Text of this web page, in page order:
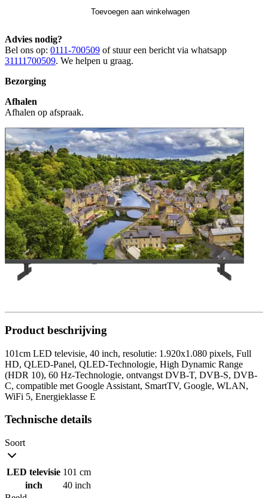
Toevoegen aan winkelwagen
Advies nodig?
Bel ons op: 0111-700509 of stuur een bericht via whatsapp
31111700509. We helpen u graag.
Bezorging
Afhalen
Afhalen op afspraak.
Product beschrijving
101cm LED televisie, 40 inch, resolutie: 1.920x1.080 pixels, Full
HD, QLED-Panel, QLED-Technologie, High Dynamic Range
(HDR 10), 60 Hz-Technologie, ontvangst DVB-T, DVB-S, DVB-
C, compatible met Google Assistant, SmartTV, Google, WLAN,
WiFi 5, Energieklasse E
Technische details
Soort
LED televisie 101 cm
inch
40 inch